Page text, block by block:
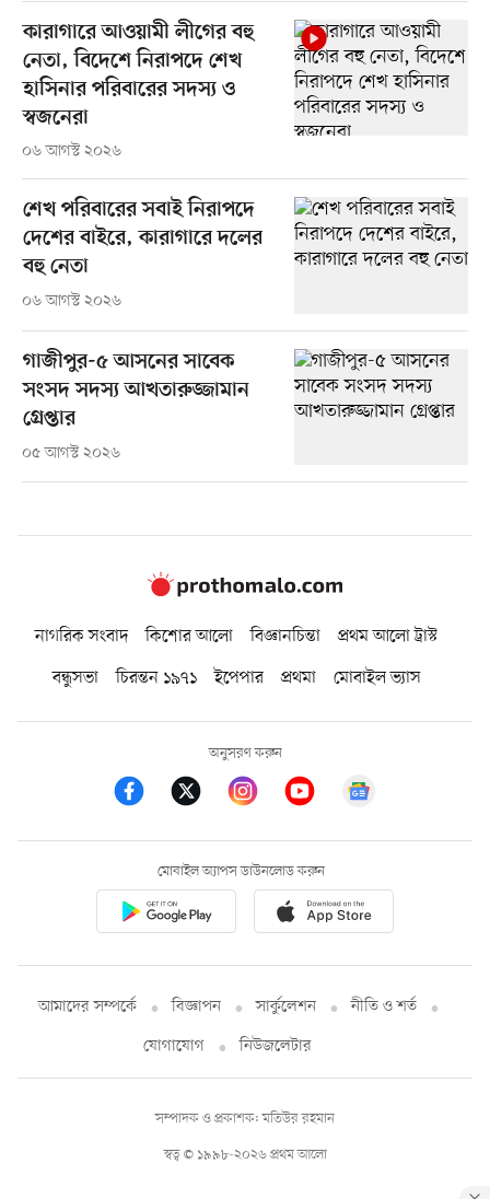
কারাগারে আওয়ামী লীগের বহু
নেতা, বিদেশে নিরাপদে শেখ
হাসিনার পরিবারের সদস্য ও
স্বজনেরা
০৬ আগস্ট ২০২৬
শেখ পরিবারের সবাই নিরাপদে
দেশের বাইরে, কারাগারে দলের
বহু নেতা
০৬ আগস্ট ২০২৬
গাজীপুর-৫ আসনের সাবেক
সংসদ সদস্য আখতারুজ্জামান
গ্রেপ্তার
০৫ আগস্ট ২০২৬
নাগরিক সংবাদ কিশোর আলো বিজ্ঞানচিন্তা
প্রথম আলো ট্রাস্ট
বন্ধুসভা
চিরন্তন ১৯৭১ ইপেপার প্রথমা মোবাইল ভ্যাস
অনুসরণ করুন
মোবাইল অ্যাপস ডাউনলোড করুন
আমাদের সম্পর্কে বিজ্ঞাপন সার্কুলেশন
নীতি ও শর্ত
যোগাযোগ
নিউজলেটার
স্বত্ব © ১৯৯৮-২০২৬ প্রথম আলো
সম্পাদক ও প্রকাশক: মতিউর রহমান